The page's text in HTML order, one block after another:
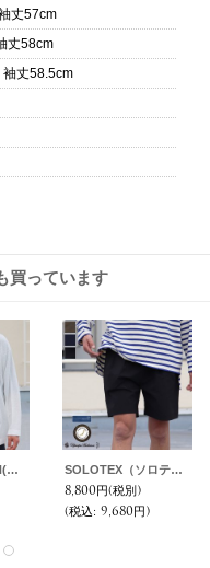
丈57cm
丈58cm
丈58.5cm
買っています
PREMIERE LINEN(プレミアリネン)コットン天竺 Vネックカーディガン【MADE IN JAPAN】『日本製』 / Upscape Audience SOLOTEX（ソロテックス）DRY サッカーギンガム 2タックイージーショーツ【MADE IN JAPAN】『日本製』/ Upscape Audience
8,800円(税別)
(税込: 9,680円)